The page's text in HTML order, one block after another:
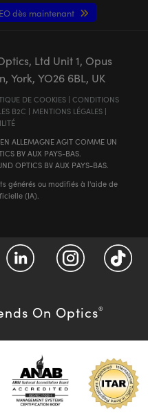
dès maintenant
Ltd Unit 1, Opus
York, YO26 6BL, UK
DE COOKIES| CONDITIONS
B2C | MENTIONS LÉGALES|
ALLEMAGNE AGIT COMME UN
BV AUX PAYS-BAS.
OPTICS BV AUX PAYS-BAS.
générés ou modifiés à l'aide de
(IA).
On Optics®